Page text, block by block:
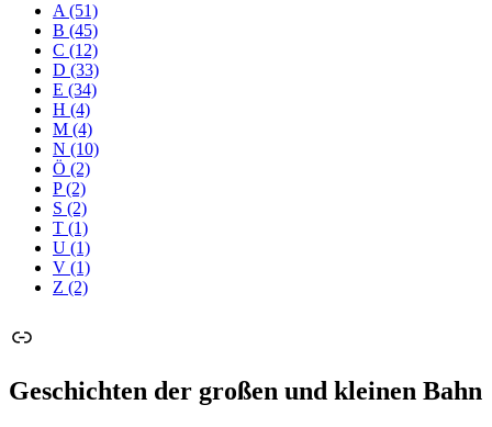
A (51)
B (45)
C (12)
D (33)
E (34)
H (4)
M (4)
N (10)
Ö (2)
P(2)
S (2)
T (1)
U (1)
V (1)
Z (2)
Link
Geschichten der großen und kleinen Bahn